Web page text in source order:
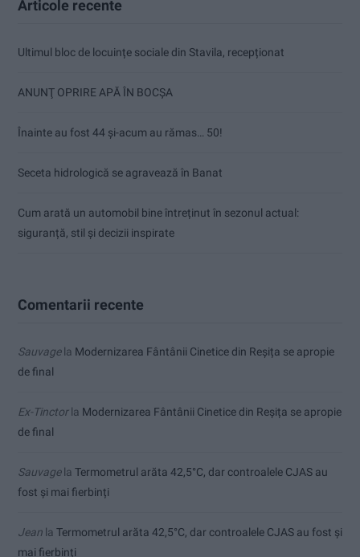
Articole recente
Ultimul bloc de locuințe sociale din Stavila, recepționat
ANUNŢ OPRIRE APĂ ÎN BOCȘA
Înainte au fost 44 și-acum au rămas… 50!
Seceta hidrologică se agravează în Banat
Cum arată un automobil bine întreținut în sezonul actual:
siguranță, stil și decizii inspirate
Comentarii recente
Sauvagela Modernizarea Fântânii Cinetice din Reșița se apropie
de final
Ex-Tinctorla Modernizarea Fântânii Cinetice din Reșița se apropie
de final
Sauvagela Termometrul arăta 42,5°C, dar controalele CJAS au
fost și mai fierbinți
Jean la Termometrul arăta 42,5°C, dar controalele CJAS au fost și
mai fierbinți